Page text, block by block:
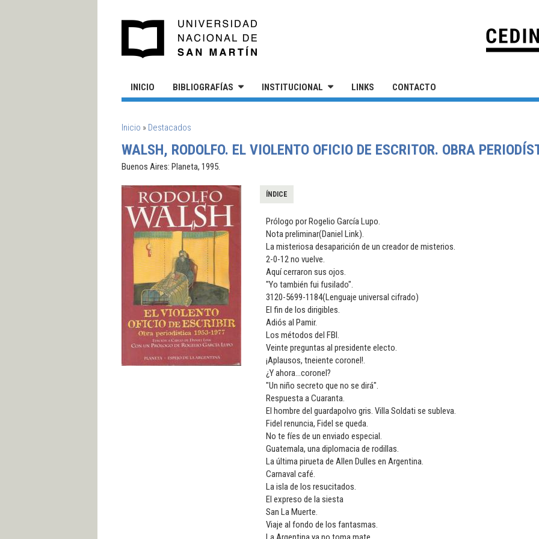
INICIO BIBLIOGRAFÍAS INSTITUCIONAL LINKS CONTACTO
SE ENCUENTRA USTED AQUÍ
Inicio » Destacados
WALSH, RODOLFO. EL VIOLENTO OFICIO DE ESCRITOR. OBRA
Buenos Aires: Planeta, 1995.
ÍNDICE
Prólogo por Rogelio García Lupo.
Nota preliminar(Daniel Link).
La misteriosa desaparición de un creador de misterios.
2-0-12 no vuelve.
Aquí cerraron sus ojos.
"Yo también fui fusilado".
3120-5699-1184(Lenguaje universal cifrado)
El fin de los dirigibles.
Adiós al Pamir.
Los métodos del FBI.
Veinte preguntas al presidente electo.
¡Aplausos, tneiente coronel!.
¿Y ahora...coronel?
"Un niño secreto que no se dirá".
Respuesta a Cuaranta.
El hombre del guardapolvo gris. Villa Soldati se subleva.
Fidel renuncia, Fidel se queda.
No te fíes de un enviado especial.
Guatemala, una diplomacia de rodillas.
La última pirueta de Allen Dulles en Argentina.
Carnaval café.
La isla de los resucitados.
El expreso de la siesta
San La Muerte.
Viaje al fondo de los fantasmas.